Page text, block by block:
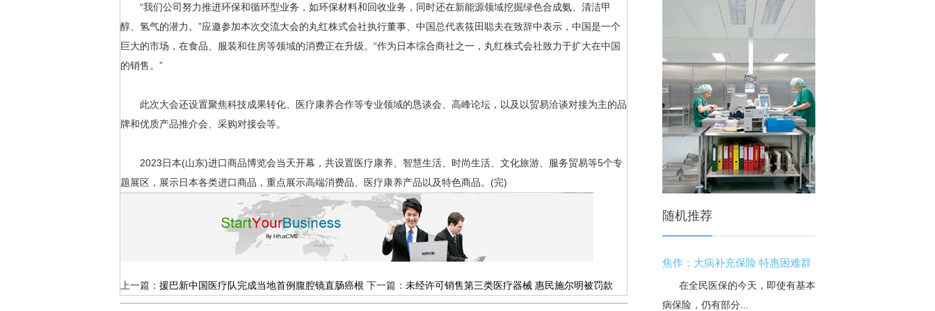
“我们公司努力推进环保和循环型业务，如环保材料和回收业务，同时还在新能源领域挖掘绿色合成氨、清洁甲
醇、氢气的潜力。”应邀参加本次交流大会的丸红株式会社执行董事、中国总代表筱田聪夫在致辞中表示，中国是一个
巨大的市场，在食品、服装和住房等领域的消费正在升级。“作为日本综合商社之一，丸红株式会社致力于扩大在中国
的销售。”
此次大会还设置聚焦科技成果转化、医疗康养合作等专业领域的恳谈会、高峰论坛，以及以贸易洽谈对接为主的品
牌和优质产品推介会、采购对接会等。
2023日本(山东)进口商品博览会当天开幕，共设置医疗康养、智慧生活、时尚生活、文化旅游、服务贸易等5个专
题展区，展示日本各类进口商品，重点展示高端消费品、医疗康养产品以及特色商品。(完)
上一篇： 援巴新中国医疗队完成当地首例腹腔镜直肠癌根 下一篇： 未经许可销售第三类医疗器械 惠民施尔明被罚款
随机推荐
焦作：大病补充保险 特惠困难群
在全民医保的今天，即使有基本医保、大
病保险，仍有部分...